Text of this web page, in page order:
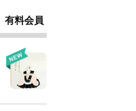
有料会員